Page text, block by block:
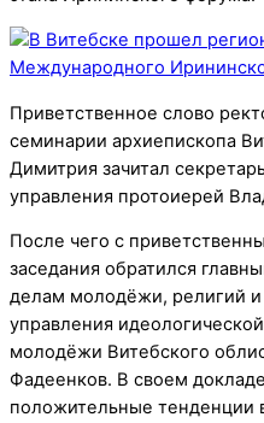
Приветственное слово
семинарии архиепископа
Димитрия зачитал
управления протоиерей
После чего с
заседания обратился
делам молодёжи, религий и
управления
молодёжи Витебского
Фадеенков. В своем
положительные тенденции